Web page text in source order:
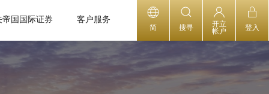
帝国国际证券 客户服务
简 搜寻
开立
帐户
登入